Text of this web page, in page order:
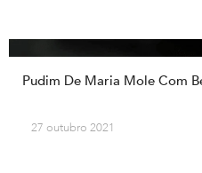
Pudim De Maria Mole Com
27 outubro 2021